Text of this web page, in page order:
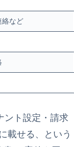
絡など
ント設定・請求
載せる、という